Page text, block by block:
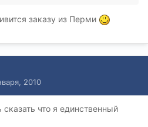
заказу из Перми
2010
что я единственный